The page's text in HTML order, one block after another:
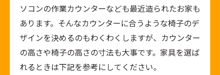
ソコンの作業カウンターなども最近造られたお家も
あります。そんなカウンターに合うような椅子のデ
ザインを決めるのもわくわくしますが、カウンター
の高さや椅子の高さの寸法も大事です。家具を選ば
れるときは下記を参考にしてください。